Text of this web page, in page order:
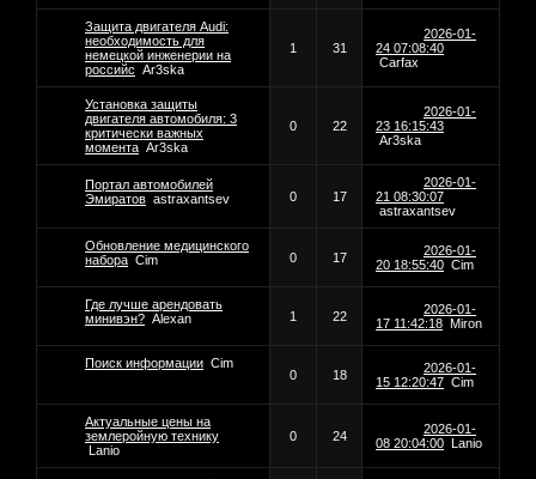
Защита двигателя Audi:
необходимость для
немецкой инженерии на
российс Ar3ska
1 31
2026-01-
24 07:08:40
Carfax
Установка защиты
двигателя автомобиля: 3
критически важных
момента Ar3ska
0 22
2026-01-
23 16:15:43
Ar3ska
Портал автомобилей
Эмиратов astraxantsev 0 17
2026-01-
21 08:30:07
astraxantsev
Обновление медицинского
набора Cim 0 17
2026-01-
20 18:55:40 Cim
Где лучше арендовать
минивэн? Alexan 1 22
2026-01-
17 11:42:18 Miron
Поиск информации Cim
0
18
2026-01-
15 12:20:47 Cim
Актуальные цены на
землеройную технику
Lanio
0 24
2026-01-
08 20:04:00 Lanio